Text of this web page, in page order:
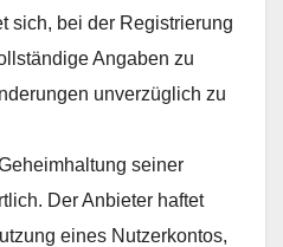
sich, bei der Registrierung
Angaben zu
unverzüglich zu
seiner
Der Anbieter haftet
eines Nutzerkontos,